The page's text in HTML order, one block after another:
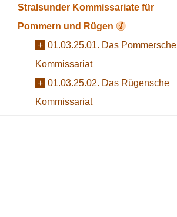
Stralsunder Kommissariate für
Pommern und Rügen
+ 01.03.25.01. Das Pommersche
Kommissariat
+ 01.03.25.02. Das Rügensche
Kommissariat